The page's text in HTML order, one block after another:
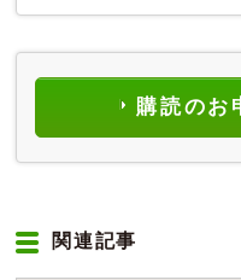
購読のお
関連記事